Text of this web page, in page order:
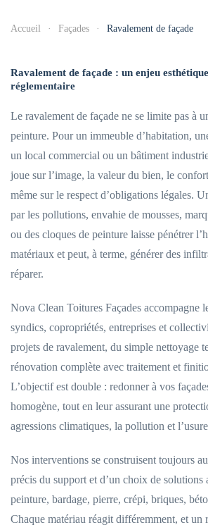
Accueil Façades Ravalement de façade
Ravalement de façade : un enjeu
réglementaire
Le ravalement de façade ne se limite pas à
peinture. Pour un immeuble d’habitation,
un local commercial ou un bâtiment
joue sur l’image, la valeur du bien, le
même sur le respect d’obligations légales.
par les pollutions, envahie de mousses,
ou des cloques de peinture laisse pénétrer
matériaux et peut, à terme, générer des
réparer.
Nova Clean Toitures Façades accompagne
syndics, copropriétés, entreprises et
projets de ravalement, du simple nettoyage
rénovation complète avec traitement et
L’objectif est double : redonner à vos
homogène, tout en leur assurant une
agressions climatiques, la pollution et
Nos interventions se construisent toujours
précis du support et d’un choix de solutions
peinture, bardage, pierre, crépi, briques,
Chaque matériau réagit différemment, et un